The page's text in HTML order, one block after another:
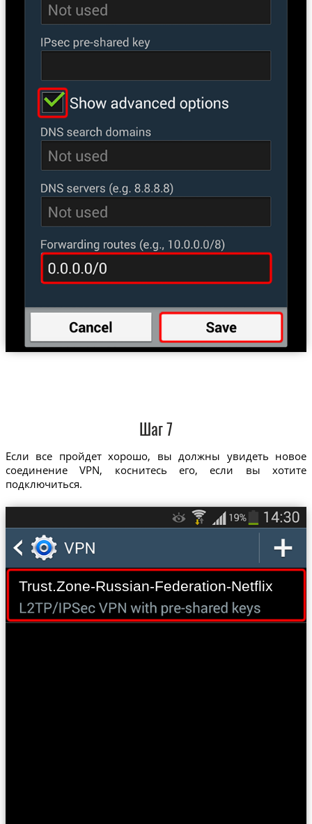
Шаг 7
Если все пройдет хорошо, вы должны увидеть новое
соединение VPN, коснитесь его, если вы хотите
подключиться.
Trust.Zone-Russian-Federation-Netflix